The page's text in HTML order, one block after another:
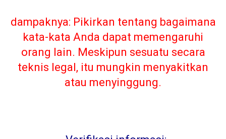
dampaknya: Pikirkan tentang bagaimana
kata-kata Anda dapat memengaruhi
orang lain. Meskipun sesuatu secara
teknis legal, itu mungkin menyakitkan
atau menyinggung.